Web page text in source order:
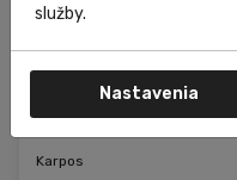
Raktáron
Karpos
služby.
Nastavenia